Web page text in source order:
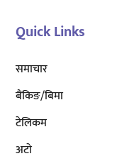
Quick Links
समाचार
बैंकिङ/बिमा
टेलिकम
अटाे